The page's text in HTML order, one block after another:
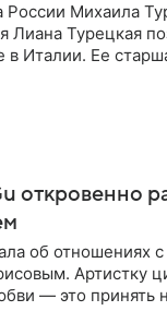
Михаила
Лиана Турецкая
Италии. Ее
откровенно
об
Артистку
— это принять